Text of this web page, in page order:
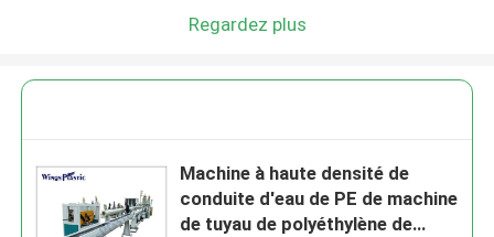
Regardez plus
Machine à haute densité de
conduite d'eau de PE de machine
de tuyau de polyéthylène de